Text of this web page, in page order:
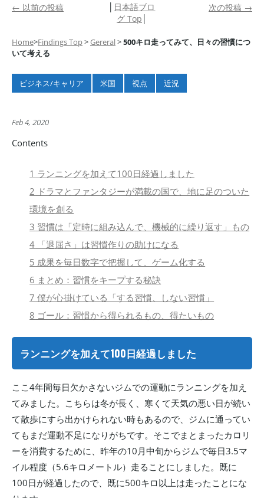
← 以前の投稿
日本語ブロ
グ Top
次の投稿 →
Home>Findings Top>Gereral>500キロ走ってみて、日々の習慣につ
いて考える
ビジネス/キャリア 米国 視点 近況
Feb 4, 2020
Contents
1 ランニングを加えて100日経過しました
2 ドラマとファンタジーが満載の国で、地に足のついた
環境を創る
3 習慣は「定時に組み込んで、機械的に繰り返す」もの
4 「退屈さ」は習慣作りの助けになる
5 成果を毎日数字で把握して、ゲーム化する
6 まとめ：習慣をキープする秘訣
7 僕が心掛けている「する習慣、しない習慣」
8 ゴール：習慣から得られるもの、得たいもの
ランニングを加えて100日経過しました
ここ4年間毎日欠かさないジムでの運動にランニングを加え
てみました。こちらは冬が長く、寒くて天気の悪い日が続い
て散歩にすら出かけられない時もあるので、ジムに通ってい
てもまだ運動不足になりがちです。そこでまとまったカロリ
ーを消費するために、昨年の10月中旬からジムで毎日3.5マ
イル程度（5.6キロメートル）走ることにしました。既に
100日が経過したので、既に500キロ以上は走ったことにな